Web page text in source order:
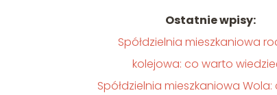
Ostatnie wpisy:
Spółdzielnia mieszkaniowa
kolejowa: co warto
Spółdzielnia mieszkaniowa